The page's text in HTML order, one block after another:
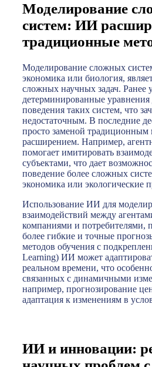
Моделирование
систем: ИИ
традиционные
Моделирование сложных
экономика или биология,
сложных научных задач. Ранее
детерминированные уравнения
поведения таких систем, что
недостаточным. В последние
просто заменой традиционным
расширением. Например,
помогает имитировать
субъектами, что дает
поведение более сложных
экономика или экологические
Использование ИИ для
взаимодействий между
компаниями и потребителями,
более гибкие и точные
методов обучения с
Learning) ИИ может
реальном времени, что
связанных с динамичными
например, прогнозирование
адаптация к изменениям в
ИИ и инновации: